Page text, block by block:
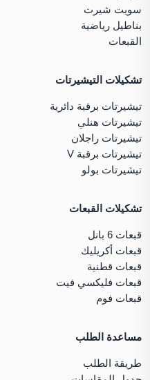
سويت شيرت
بناطيل رياضية
القبعات
تشكيلات التيشيرتات
تيشيرتات برقبة دائرية
تيشيرتات هنلي
تيشيرتات راجلان
تيشيرتات برقبة V
تيشيرتات بولو
تشكيلات القبعات
قبعات 6 بانل
قبعات أكريليك
قبعات قطنية
قبعات فليكسي فيت
قبعات فوم
مساعدة الطلب
طريقة الطلب